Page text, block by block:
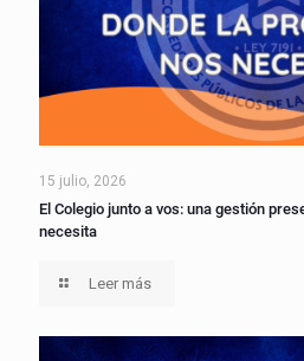
15 julio, 2026
El Colegio junto a vos: una gestión
necesita
Leer más